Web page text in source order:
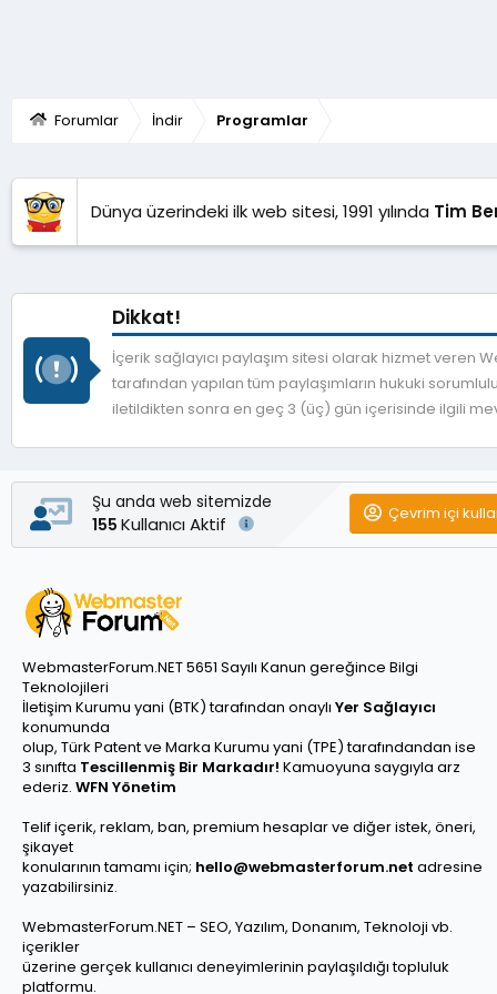
Forumlar İndir Programlar
Dünya üzerindeki ilk web sitesi, 1991 yılında Tim
Dikkat!
İçerik sağlayıcı paylaşım sitesi olarak hizmet veren
tarafından yapılan tüm paylaşımların hukuki
iletildikten sonra en geç 3 (üç) gün içerisinde ilgili
Şu anda web sitemizde
155 Kullanıcı Aktif Çevrim içi
WebmasterForum.NET 5651 Sayılı Kanun gereğince Bilgi
Teknolojileri
İletişim Kurumu yani (BTK) tarafından onaylı Yer Sağlayıcı
konumunda
olup, Türk Patent ve Marka Kurumu yani (TPE) tarafındandan ise
3 sınıfta Tescillenmiş Bir Markadır! Kamuoyuna saygıyla arz
ederiz. WFN Yönetim
Telif içerik, reklam, ban, premium hesaplar ve diğer istek, öneri,
şikayet
konularının tamamı için; hello@webmasterforum.net adresine
yazabilirsiniz.
WebmasterForum.NET – SEO, Yazılım, Donanım, Teknoloji vb.
içerikler
üzerine gerçek kullanıcı deneyimlerinin paylaşıldığı topluluk
platformu.